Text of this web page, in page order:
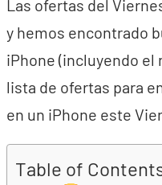
Las ofertas del
y hemos encontrado
iPhone (incluyendo el
lista de ofertas para
en un iPhone este
Table of